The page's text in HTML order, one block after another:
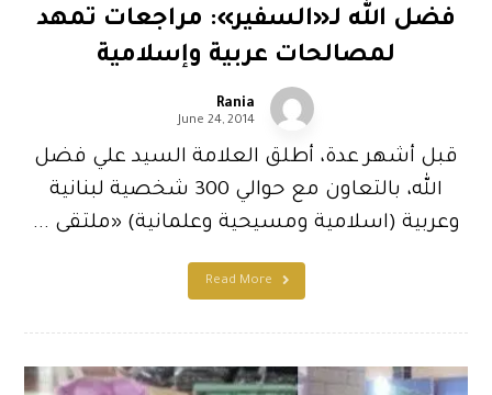
فضل الله لـ«السفير»: مراجعات تمهد
لمصالحات عربية وإسلامية
Rania
June 24, 2014
قبل أشهر عدة، أطلق العلامة السيد علي فضل
الله، بالتعاون مع حوالي 300 شخصية لبنانية
وعربية (اسلامية ومسيحية وعلمانية) «ملتقى ...
Read More